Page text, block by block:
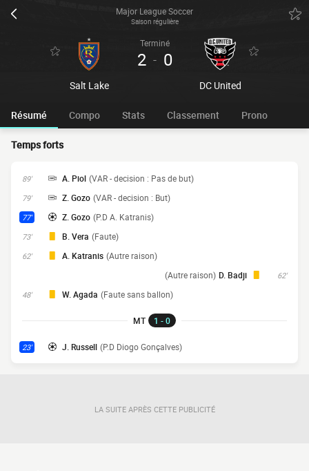
Major League Soccer
Saison régulière
Salt Lake
Terminé
2 - 0
DC United
Résumé Compo Stats Classement Prono
Temps forts
89' A. Piol (VAR - decision : Pas de but)
79' Z. Gozo (VAR - decision : But)
77' Z. Gozo (P.D A. Katranis)
73' B. Vera (Faute)
62' A. Katranis (Autre raison)
62'
D. Badji
(Autre raison)
48' W. Agada (Faute sans ballon)
MT 1 - 0
23' J. Russell (P.D Diogo Gonçalves)
LA SUITE APRÈS CETTE PUBLICITÉ